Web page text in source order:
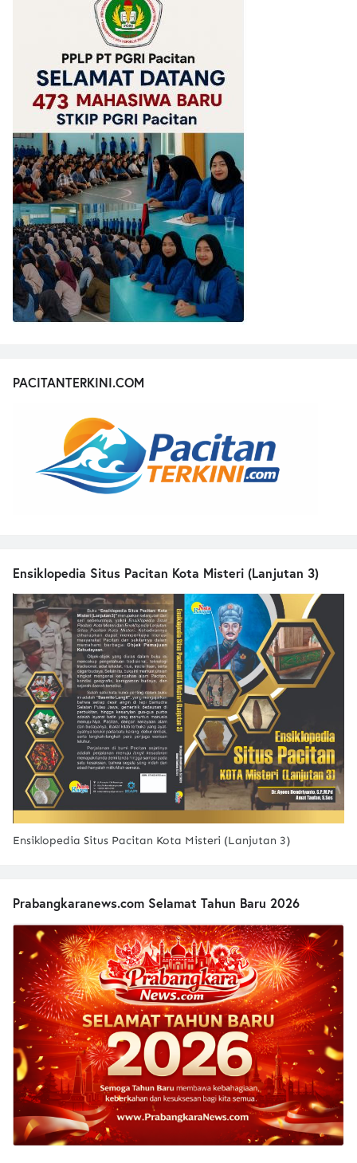
PACITANTERKINI.COM
Ensiklopedia Situs Pacitan Kota Misteri (Lanjutan 3)
Ensiklopedia Situs Pacitan Kota Misteri (Lanjutan 3)
Prabangkaranews.com Selamat Tahun Baru 2026